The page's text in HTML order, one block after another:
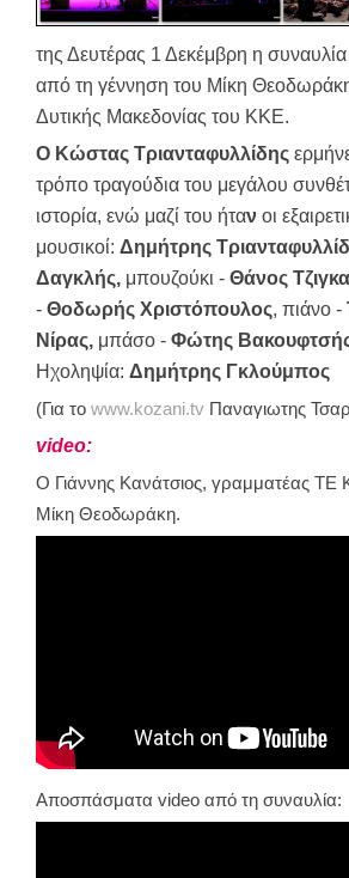
της Δευτέρας 1 Δεκέμβρη η συναυλία
από τη γέννηση του Μίκη
Δυτικής Μακεδονίας του ΚΚΕ.
Ο Κώστας Τριανταφυλλίδης
τρόπο τραγούδια του μεγάλου
ιστορία, ενώ μαζί του ήταν οι
μουσικοί: Δημήτρης
Δαγκλής, μπουζούκι - Θάνος
- Θοδωρής Χριστόπουλος, πιάνο -
Νίρας, μπάσο - Φώτης
Ηχοληψία: Δημήτρης Γκλούμπος
(Για το www.kozani.tv Παναγιωτης
video:
Ο Γιάννης Κανάτσιος, γραμματέας ΤΕ
Μίκη Θεοδωράκη.
Αποσπάσματα video από τη συναυλία: